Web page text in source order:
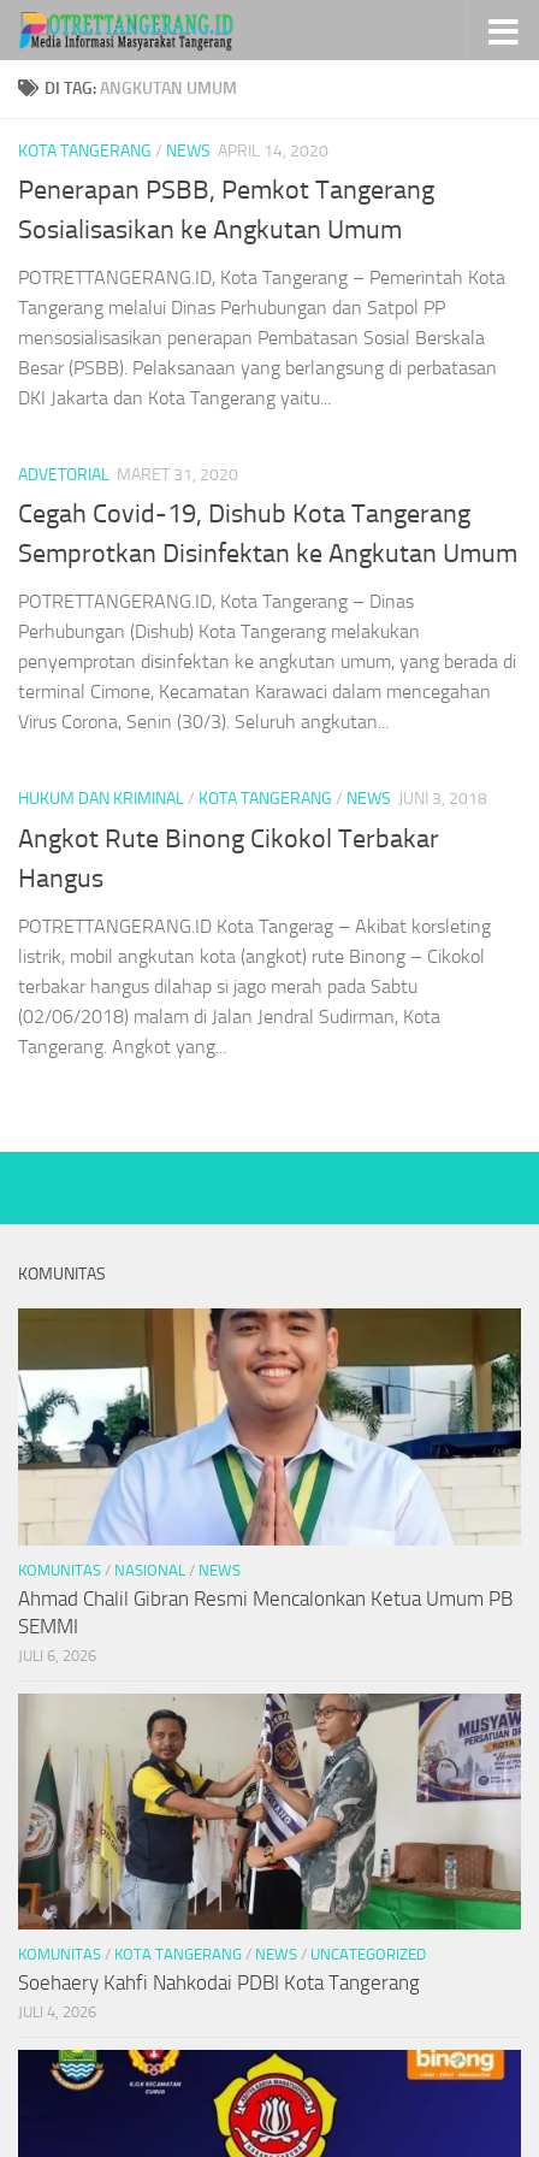
Skip to content
DI TAG:ANGKUTAN UMUM
KOTA TANGERANG / NEWS APRIL 14, 2020
Penerapan PSBB, Pemkot Tangerang
Sosialisasikan ke Angkutan Umum
POTRETTANGERANG.ID, Kota Tangerang – Pemerintah Kota
Tangerang melalui Dinas Perhubungan dan Satpol PP
mensosialisasikan penerapan Pembatasan Sosial Berskala
Besar (PSBB). Pelaksanaan yang berlangsung di perbatasan
DKI Jakarta dan Kota Tangerang yaitu...
ADVETORIAL MARET 31, 2020
Cegah Covid-19, Dishub Kota Tangerang
Semprotkan Disinfektan ke Angkutan Umum
POTRETTANGERANG.ID, Kota Tangerang – Dinas
Perhubungan (Dishub) Kota Tangerang melakukan
penyemprotan disinfektan ke angkutan umum, yang berada di
terminal Cimone, Kecamatan Karawaci dalam mencegahan
Virus Corona, Senin (30/3). Seluruh angkutan...
HUKUM DAN KRIMINAL/ KOTA TANGERANG / NEWS JUNI 3, 2018
Angkot Rute Binong Cikokol Terbakar
Hangus
POTRETTANGERANG.ID Kota Tangerag – Akibat korsleting
listrik, mobil angkutan kota (angkot) rute Binong – Cikokol
terbakar hangus dilahap si jago merah pada Sabtu
(02/06/2018) malam di Jalan Jendral Sudirman, Kota
Tangerang. Angkot yang...
KOMUNITAS
KOMUNITAS / NASIONAL / NEWS
Ahmad Chalil Gibran Resmi Mencalonkan Ketua Umum PB
SEMMI
JULI 6, 2026
KOMUNITAS / KOTA TANGERANG / NEWS / UNCATEGORIZED
Soehaery Kahfi Nahkodai PDBI Kota Tangerang
JULI 4, 2026